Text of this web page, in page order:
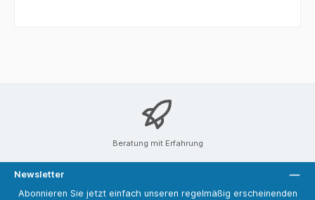
Beratung mit Erfahrung
Newsletter
Abonnieren Sie jetzt einfach unseren regelmäßig erscheinenden